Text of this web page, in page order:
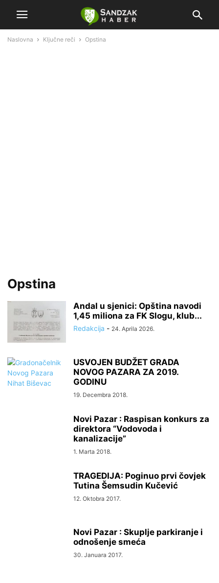
Naslovna Ključne reči Opstina
Opstina
Andal u sjenici: Opština navodi
1,45 miliona za FK Slogu, klub...
Redakcija - 24. Aprila 2026.
USVOJEN BUDŽET GRADA
NOVOG PAZARA ZA 2019.
GODINU
19. Decembra 2018.
Novi Pazar : Raspisan konkurs za
direktora “Vodovoda i
kanalizacije”
1. Marta 2018.
TRAGEDIJA: Poginuo prvi čovjek
Tutina Šemsudin Kučević
12. Oktobra 2017.
Novi Pazar : Skuplje parkiranje i
odnošenje smeća
30. Januara 2017.